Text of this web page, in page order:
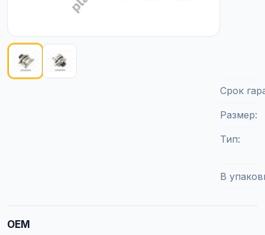
Срок
Размер
Тип
В
OEM